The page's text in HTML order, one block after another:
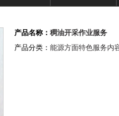
产品名称： 稠油开采作业服务
产品分类： 能源方面特色服务内